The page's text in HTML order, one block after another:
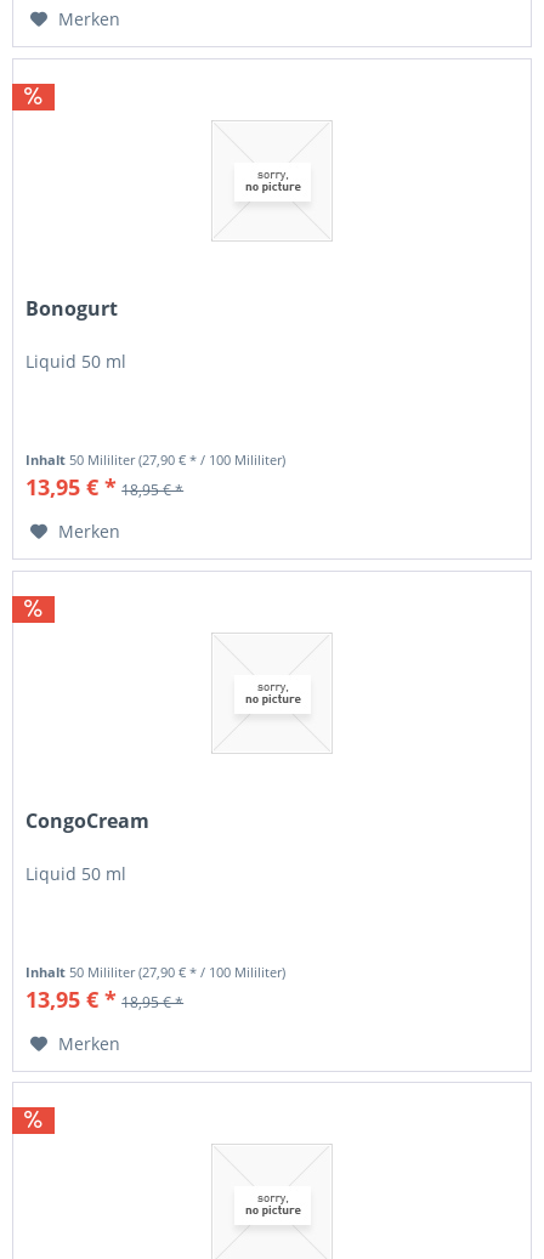
Merken
Bonogurt
Liquid 50 ml
Inhalt 50 Mililiter(27,90 € * / 100 Mililiter)
13,95 € * 18,95 € *
Merken
CongoCream
Liquid 50 ml
Inhalt 50 Mililiter(27,90 € * / 100 Mililiter)
13,95 € * 18,95 € *
Merken